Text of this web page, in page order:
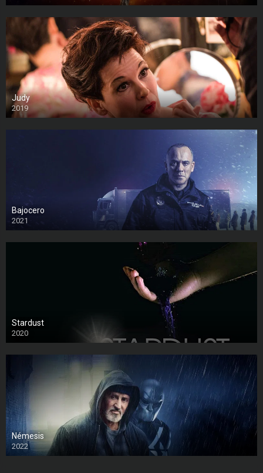
Judy
2019
Bajocero
2021
Stardust
2020
Némesis
2022